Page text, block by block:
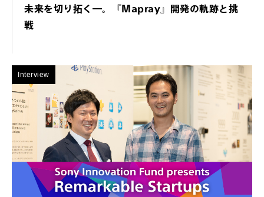
未来を切り拓く―。『Mapray』開発の軌跡と挑
戦
Interview